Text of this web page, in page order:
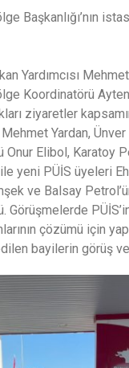
Başkanlığı’nın
Yardımcısı
Koordinatörü Ayten
ziyaretler
Yardan, Ünver
Onur Elibol, Karatoy
yeni PÜİS üyeleri
ve Balsay
Görüşmelerde
çözümü için
bayilerin görüş ve